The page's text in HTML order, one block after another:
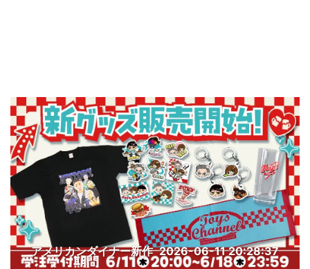
アメリカンダイナー新作 2026-06-11 20:28:37